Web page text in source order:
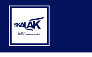
Skip
main
content